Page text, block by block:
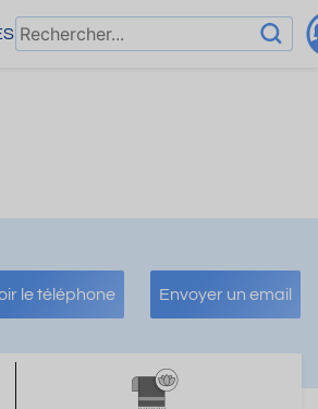
le téléphone Envoyer un email